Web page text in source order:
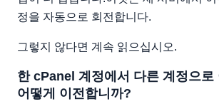
정을 자동으로 회전합니다.
그렇지 않다면 계속 읽으십시오.
한 cPanel 계정에서 다른 계정으로
어떻게 이전합니까?